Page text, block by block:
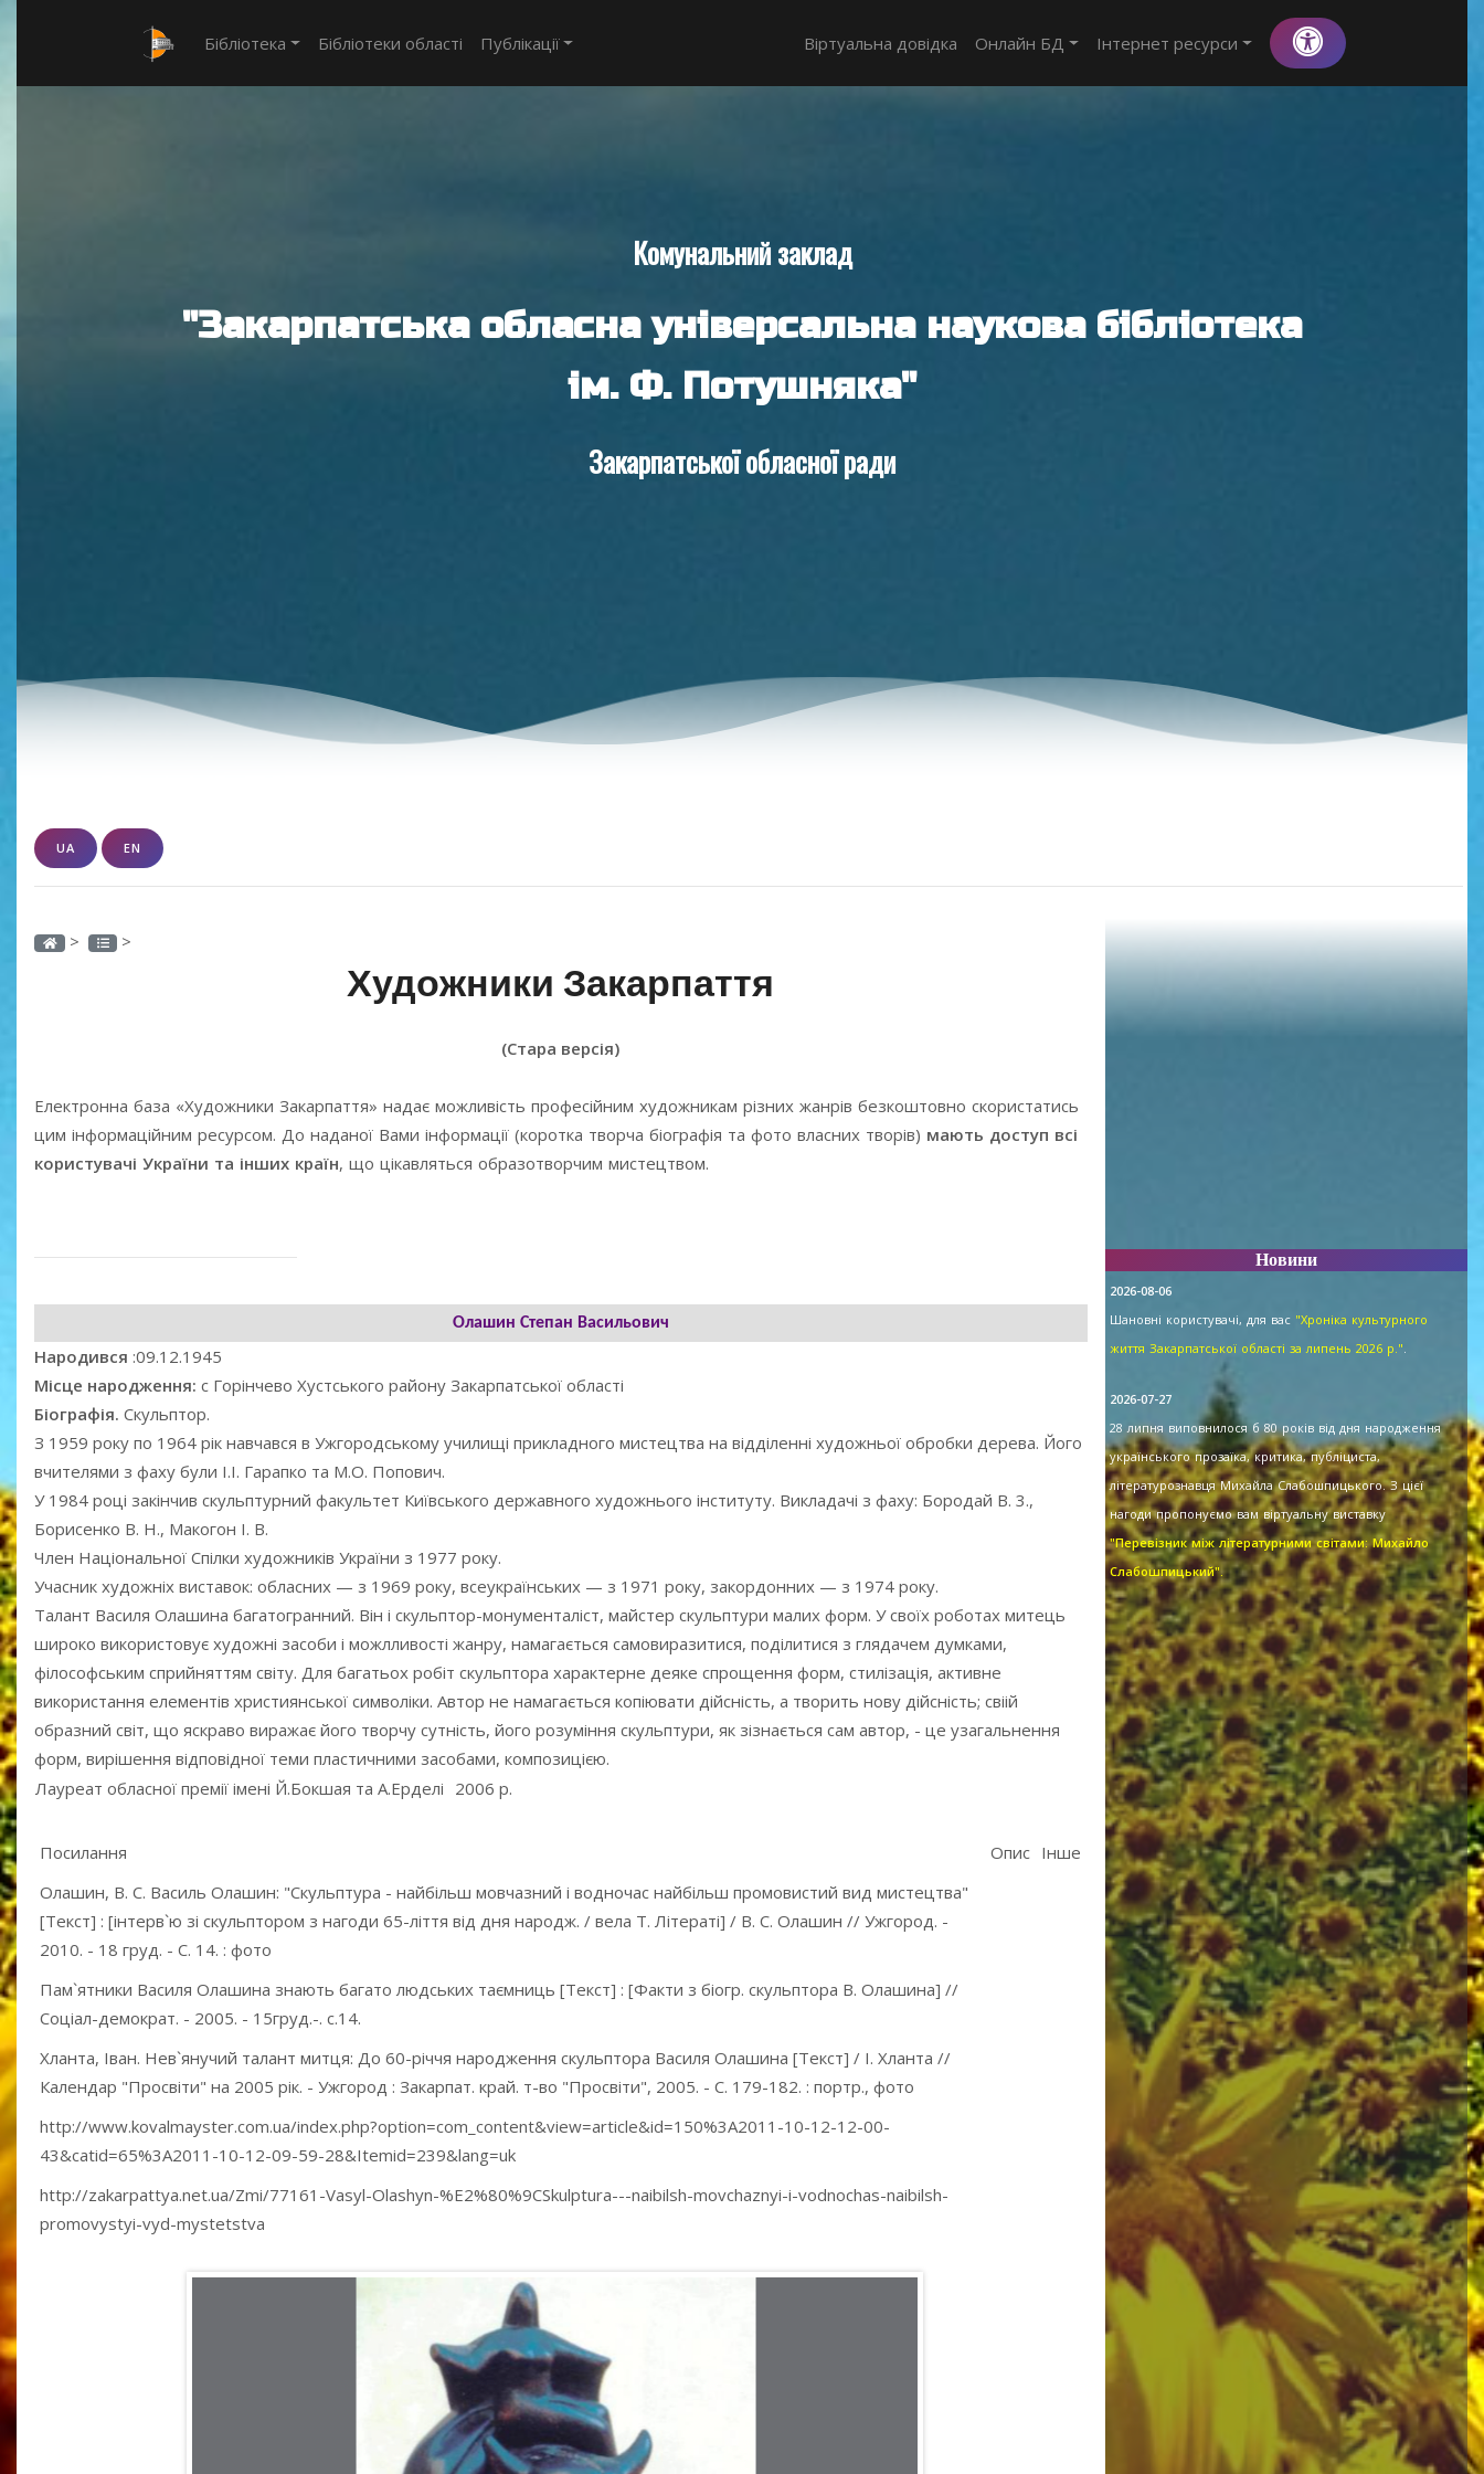
Бібліотека Бібліотеки області Публікації Віртуальна довідка Онлайн БД Інтернет ресурси
Комунальний заклад
"Закарпатська обласна універсальна наукова бібліотека
ім. Ф. Потушняка"
Закарпатської обласної ради
UA EN
> >
Художники Закарпаття
(Стара версія)
Електронна база «Художники Закарпаття» надає можливість професійним художникам різних жанрів безкоштовно скористатись
цим інформаційним ресурсом. До наданої Вами інформації (коротка творча біографія та фото власних творів) мають доступ всі
користувачі України та інших країн, що цікавляться образотворчим мистецтвом.
Олашин Степан Васильович
Народився :09.12.1945
Місце народження: с Горінчево Хустського району Закарпатської області
Біографія. Скульптор.
З 1959 року по 1964 рік навчався в Ужгородському училищі прикладного мистецтва на відділенні художньої обробки дерева. Його
вчителями з фаху були І.І. Гарапко та М.О. Попович.
У 1984 році закінчив скульптурний факультет Київського державного художнього інституту. Викладачі з фаху: Бородай В. 3.,
Борисенко В. Н., Макогон І. В.
Член Національної Спілки художників України з 1977 року.
Учасник художніх виставок: обласних — з 1969 року, всеукраїнських — з 1971 року, закордонних — з 1974 року.
Талант Василя Олашина багатогранний. Він і скульптор-монументаліст, майстер скульптури малих форм. У своїх роботах митець
широко використовує художні засоби і можлливості жанру, намагається самовиразитися, поділитися з глядачем думками,
філософським сприйняттям світу. Для багатьох робіт скульптора характерне деяке спрощення форм, стилізація, активне
використання елементів християнської символіки. Автор не намагається копіювати дійсність, а творить нову дійсність; свіій
образний світ, що яскраво виражає його творчу сутність, його розуміння скульптури, як зізнається сам автор, - це узагальнення
форм, вирішення відповідної теми пластичними засобами, композицією.
Лауреат обласної премії імені Й.Бокшая та А.Ерделі 2006 р.
Посилання Опис Інше
Олашин, В. С. Василь Олашин: "Скульптура - найбільш мовчазний і водночас найбільш промовистий вид мистецтва"
[Текст] : [інтерв`ю зі скульптором з нагоди 65-ліття від дня народж. / вела Т. Літераті] / В. С. Олашин // Ужгород. -
2010. - 18 груд. - С. 14. : фото
Пам`ятники Василя Олашина знають багато людських таємниць [Текст] : [Факти з біогр. скульптора В. Олашина] //
Соціал-демократ. - 2005. - 15груд.-. с.14.
Хланта, Іван. Нев`янучий талант митця: До 60-річчя народження скульптора Василя Олашина [Текст] / І. Хланта //
Календар "Просвіти" на 2005 рік. - Ужгород : Закарпат. край. т-во "Просвіти", 2005. - С. 179-182. : портр., фото
http://www.kovalmayster.com.ua/index.php?option=com_content&view=article&id=150%3A2011-10-12-12-00-
43&catid=65%3A2011-10-12-09-59-28&Itemid=239&lang=uk
http://zakarpattya.net.ua/Zmi/77161-Vasyl-Olashyn-%E2%80%9CSkulptura---naibilsh-movchaznyi-i-vodnochas-naibilsh-
promovystyi-vyd-mystetstva
Новини
2026-08-06
Шановні користувачі, для вас "Хроніка культурного
життя Закарпатської області за липень 2026 р.".
2026-07-27
28 липня виповнилося б 80 років від дня народження
українського прозаїка, критика, публіциста,
літературознавця Михайла Слабошпицького. З цієї
нагоди пропонуємо вам віртуальну виставку
"Перевізник між літературними світами: Михайло
Слабошпицький".